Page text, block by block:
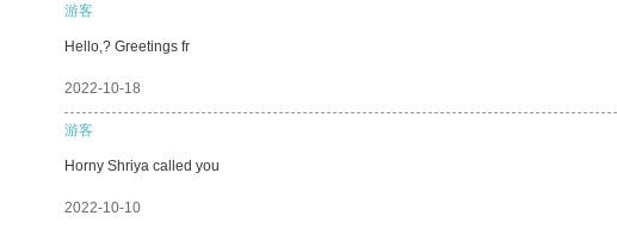
游客
Hello,? Greetings fr
2022-10-18
游客
Horny Shriya called you
2022-10-10